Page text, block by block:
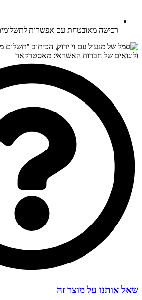
רכישה מאובטחת עם אפשרות
שאל אותנו על מוצר זה